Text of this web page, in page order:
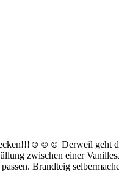
Derweil geht
zwischen einer
Brandteig